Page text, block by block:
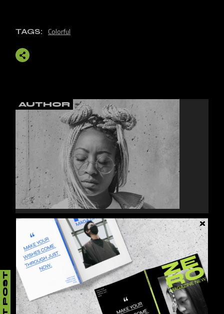
TAGS: Colorful
AUTHOR
JESSY HOWLS
Lorem ipsum dolor sit amet, consectetur
adipiscing elit, sed do eiusmod tempor inci.